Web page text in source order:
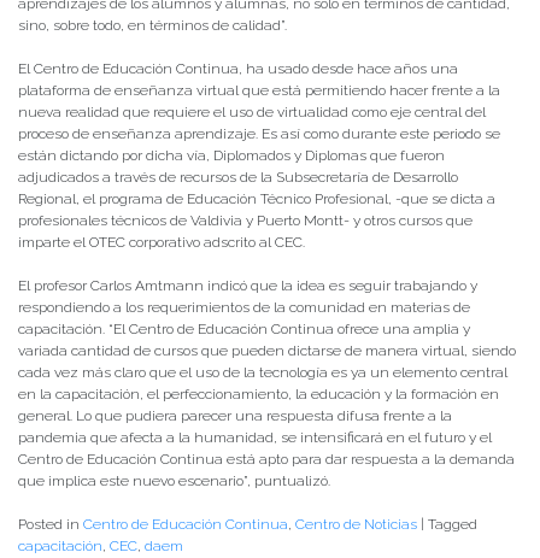
aprendizajes de los alumnos y alumnas, no sólo en términos de cantidad,
sino, sobre todo, en términos de calidad”.
El Centro de Educación Continua, ha usado desde hace años una
plataforma de enseñanza virtual que está permitiendo hacer frente a la
nueva realidad que requiere el uso de virtualidad como eje central del
proceso de enseñanza aprendizaje. Es así como durante este periodo se
están dictando por dicha vía, Diplomados y Diplomas que fueron
adjudicados a través de recursos de la Subsecretaría de Desarrollo
Regional, el programa de Educación Técnico Profesional, -que se dicta a
profesionales técnicos de Valdivia y Puerto Montt- y otros cursos que
imparte el OTEC corporativo adscrito al CEC.
El profesor Carlos Amtmann indicó que la idea es seguir trabajando y
respondiendo a los requerimientos de la comunidad en materias de
capacitación. “El Centro de Educación Continua ofrece una amplia y
variada cantidad de cursos que pueden dictarse de manera virtual, siendo
cada vez más claro que el uso de la tecnología es ya un elemento central
en la capacitación, el perfeccionamiento, la educación y la formación en
general. Lo que pudiera parecer una respuesta difusa frente a la
pandemia que afecta a la humanidad, se intensificará en el futuro y el
Centro de Educación Continua está apto para dar respuesta a la demanda
que implica este nuevo escenario”, puntualizó.
Posted in Centro de Educación Continua, Centro de Noticias
Tagged
capacitación, CEC, daem